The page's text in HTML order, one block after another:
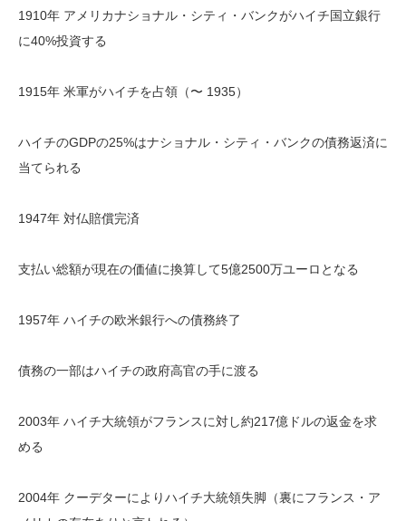
1910年 アメリカナショナル・シティ・バンクがハイチ国立銀行
に40%投資する
1915年 米軍がハイチを占領（〜 1935）
ハイチのGDPの25%はナショナル・シティ・バンクの債務返済に
当てられる
1947年 対仏賠償完済
支払い総額が現在の価値に換算して5億2500万ユーロとなる
1957年 ハイチの欧米銀行への債務終了
債務の一部はハイチの政府高官の手に渡る
2003年 ハイチ大統領がフランスに対し約217億ドルの返金を求
める
2004年 クーデターによりハイチ大統領失脚（裏にフランス・ア